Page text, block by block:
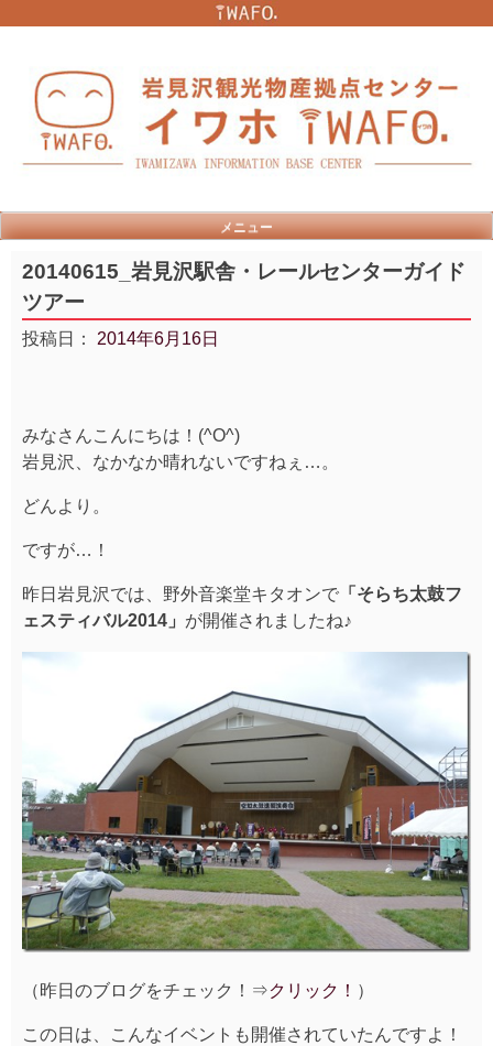
メニュー
20140615_岩見沢駅舎・レールセンターガイド
ツアー
投稿日： 2014年6月16日
みなさんこんにちは！(^O^)
岩見沢、なかなか晴れないですねぇ…。
どんより。
ですが…！
昨日岩見沢では、野外音楽堂キタオンで 「そらち太鼓フ
ェスティバル2014」 が開催されましたね♪
（昨日のブログをチェック！⇒クリック！ ）
この日は、こんなイベントも開催されていたんですよ！